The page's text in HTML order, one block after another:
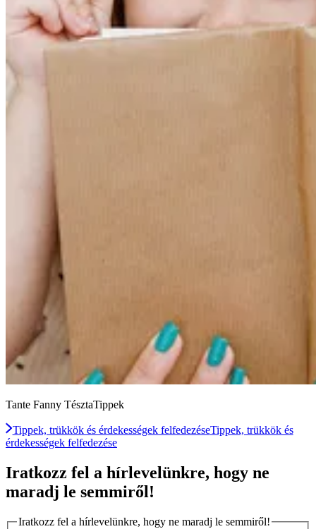
Tante Fanny TésztaTippek
Tippek, trükkök és érdekességek felfedezéseTippek, trükkök és
érdekességek felfedezése
Iratkozz fel a hírlevelünkre, hogy ne
maradj le semmiről!
Iratkozz fel a hírlevelünkre, hogy ne maradj le semmiről!